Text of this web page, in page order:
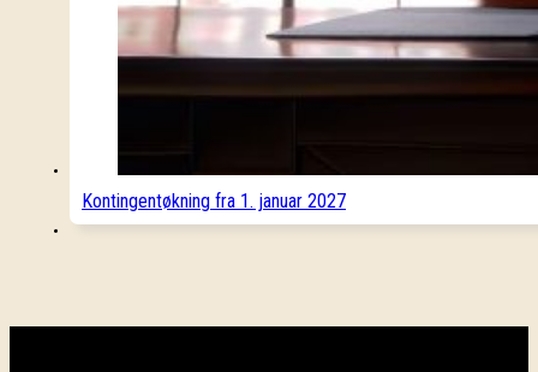
Kontingentøkning fra 1. januar 2027